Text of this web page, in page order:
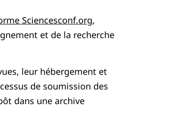
Sciencesconf.org,
et de la recherche
leur hébergement et
de soumission des
dans une archive